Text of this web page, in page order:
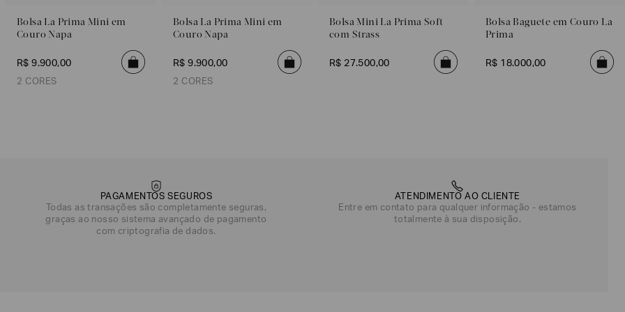
Bolsa La Prima Mini em
Couro Napa
R$ 9.900,00
2 CORES
Bolsa La Prima Mini em
Couro Napa
R$ 9.900,00
2 CORES
Bolsa Mini La Prima Soft
com Strass
R$ 27.500,00
Bolsa Baguete em Couro La
Prima
R$ 18.000,00
PAGAMENTOS SEGUROS
Todas as transações são completamente seguras,
graças ao nosso sistema avançado de pagamento
com criptografia de dados.
ATENDIMENTO AO CLIENTE
Entre em contato para qualquer informação - estamos
totalmente à sua disposição.